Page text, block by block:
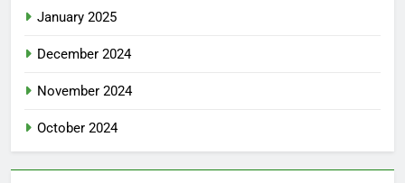
January 2025
December 2024
November 2024
October 2024